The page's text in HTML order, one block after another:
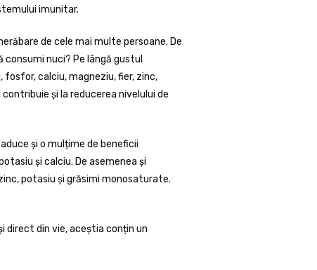
imunitar.
de cele mai multe persoane. De
nuci? Pe lângă gustul
calciu, magneziu, fier, zinc,
și la reducerea nivelului de
și o mulțime de beneficii
și calciu. De asemenea și
potasiu și grăsimi monosaturate.
direct din vie, aceștia conțin un